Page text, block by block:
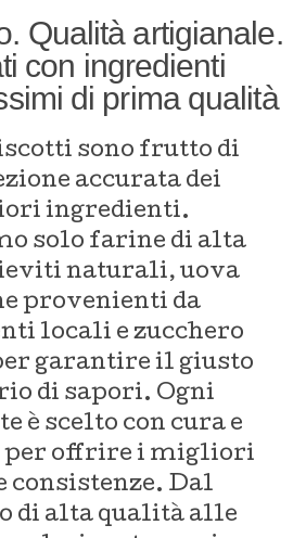
Qualità artigianale.
con ingredienti
di prima qualità
sono frutto di
accurata dei
ingredienti.
solo farine di alta
naturali, uova
provenienti da
locali e zucchero
garantire il giusto
di sapori. Ogni
è scelto con cura e
per offrire i migliori
consistenze. Dal
di alta qualità alle